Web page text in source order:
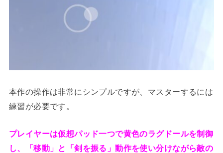
本作の操作は非常にシンプルですが、マスターするには
練習が必要です。
プレイヤーは仮想パッド一つで黄色のラグドールを制御
し、「移動」と「剣を振る」動作を使い分けながら敵の